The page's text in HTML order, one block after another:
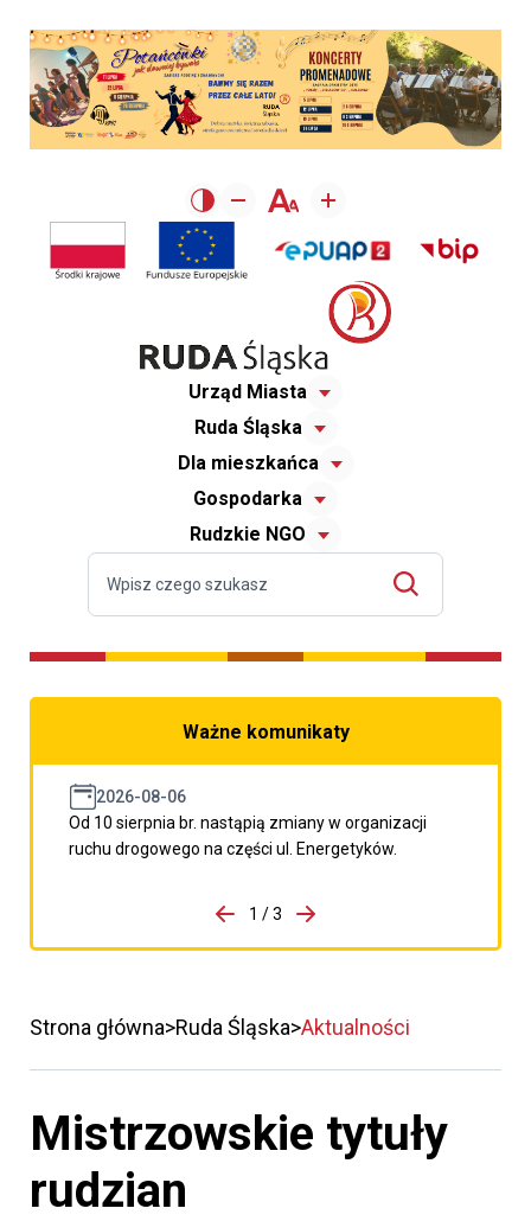
Urząd Miasta
Ruda Śląska
Dla mieszkańca
Gospodarka
Rudzkie NGO
Ważne komunikaty
2026-08-06
Od 10 sierpnia br. nastąpią zmiany w organizacji
ruchu drogowego na części ul. Energetyków.
porzpedniego komunikatu
1 / 3
Przejdź do następnego
Strona główna Ruda Śląska Aktualności
Mistrzowskie tytuły
rudzian